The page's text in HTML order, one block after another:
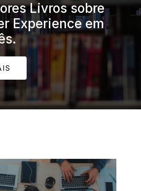
Livros sobre
Experience em